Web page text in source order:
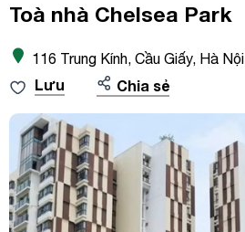
Toà nhà Chelsea Park
116 Trung Kính, Cầu Giấy, Hà Nội
Lưu Chia sẻ